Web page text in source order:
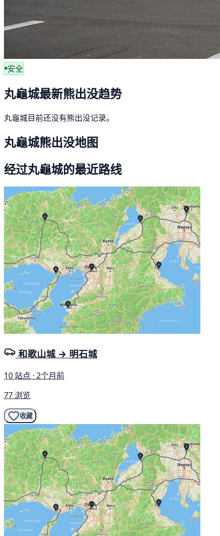
安全
丸龜城最新熊出没趋势
丸龜城目前还没有熊出没记录。
丸龜城熊出没地图
经过丸龜城的最近路线
和歌山城 → 明石城
10 站点 · 2个月前
77 浏览
收藏